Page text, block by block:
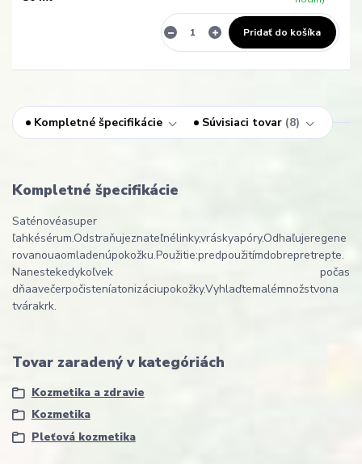
Pridať do košíka
Kompletné špecifikácie Súvisiaci tovar 8
Kompletné špecifikácie
Saténovéasuper
ľahkésérum.Odstraňujeznateľnélinky,vráskyapóry.Odhaľujeregene
rovanouaomladenúpokožku.Použitie:predpoužitímdobrepretrepte.
Nanestekedykoľvek počas
dňaavečerpočisteníatonizáciupokožky.Vyhlaďtemalémnožstvona
tvárakrk.
Tovar zaradený v kategóriách
Kozmetika a zdravie
Kozmetika
Pleťová kozmetika